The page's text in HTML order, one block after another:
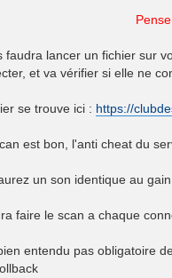
faudra lancer un fichier sur
et va vérifier si elle ne
se trouve ici : https://
est bon, l'anti cheat du
un son identique au
faire le scan a chaque
entendu pas obligatoire